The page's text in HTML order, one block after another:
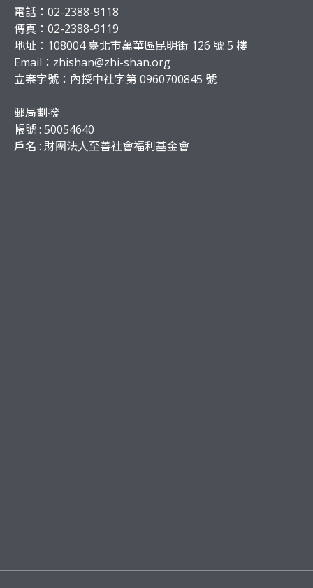
電話：02-2388-9118
傳真：02-2388-9119
地址：108004 臺北市萬華區昆明街 126 號 5 樓
Email： zhishan@zhi-shan.org
立案字號：內授中社字第 0960700845 號
郵局劃撥
帳號 : 50054640
戶名 : 財團法人至善社會福利基金會